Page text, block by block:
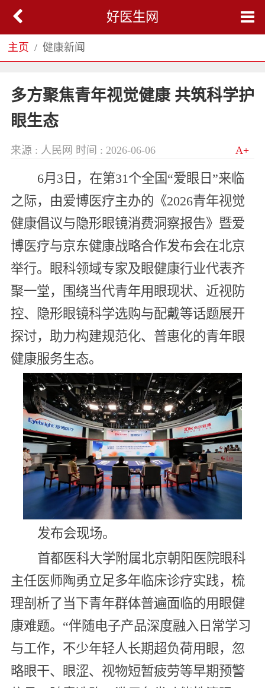
好医生网
主页 健康新闻
多方聚焦青年视觉健康 共筑科学护
眼生态
来源 : 人民网 时间 : 2026-06-06 A+
6月3日，在第31个全国“爱眼日”来临
之际，由爱博医疗主办的《2026青年视觉
健康倡议与隐形眼镜消费洞察报告》暨爱
博医疗与京东健康战略合作发布会在北京
举行。眼科领域专家及眼健康行业代表齐
聚一堂，围绕当代青年用眼现状、近视防
控、隐形眼镜科学选购与配戴等话题展开
探讨，助力构建规范化、普惠化的青年眼
健康服务生态。
发布会现场。
首都医科大学附属北京朝阳医院眼科
主任医师陶勇立足多年临床诊疗实践，梳
理剖析了当下青年群体普遍面临的用眼健
康难题。“伴随电子产品深度融入日常学习
与工作，不少年轻人长期超负荷用眼，忽
略眼干、眼涩、视物短暂疲劳等早期预警